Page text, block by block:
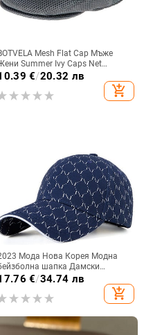
Mesh Flat Cap Мъже
Summer Ivy Caps Net
Driving Cabbies Boina
Bunnet Paddy Dai Cheese-cutter
011
€/20.32 лв
add_shopping_cart
Мода Нова Корея Модна
шапка Дамски
шапки за слънце
Мъжки висококачествени шапки
голф 55-61 см
€/34.74 лв
add_shopping_cart